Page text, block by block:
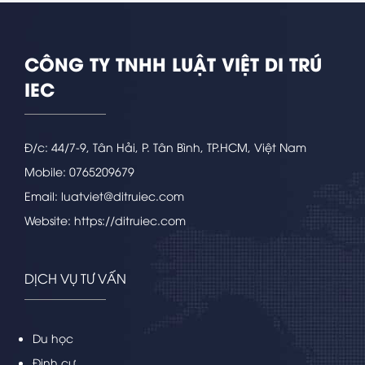
CÔNG TY TNHH LUẬT VIỆT DI TRÚ
IEC
Đ/c: 44/7-9, Tân Hải, P. Tân Bình, TP.HCM, Việt Nam
Mobile: 0765209679
Email: luatviet@ditruiec.com
Website: https://ditruiec.com
DỊCH VỤ TƯ VẤN
Du học